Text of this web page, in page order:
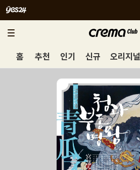
홈 추천 인기 신규 오리지널